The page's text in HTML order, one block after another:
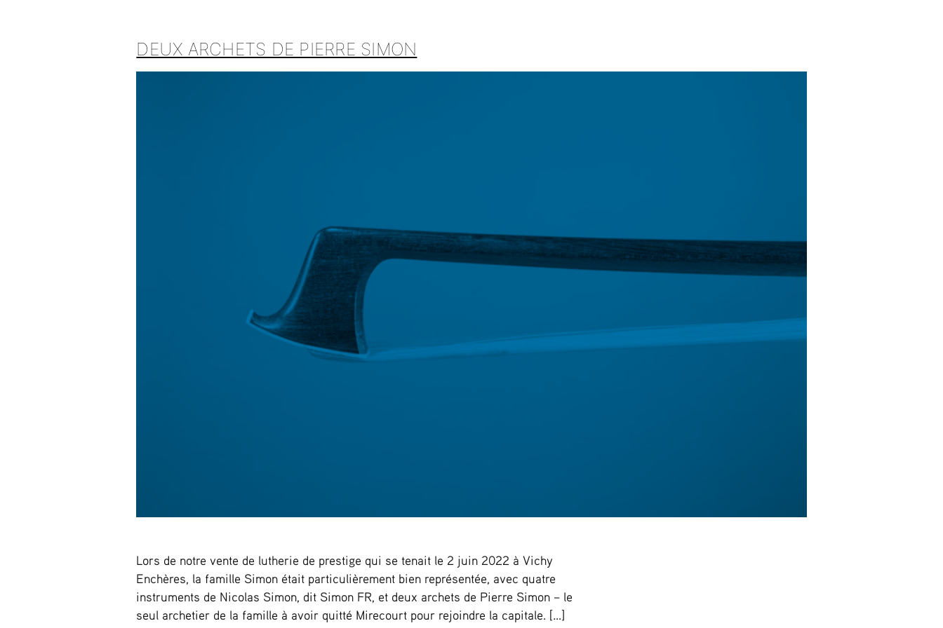
DEUX ARCHETS DE PIERRE SIMON
Lors de notre vente de lutherie de prestige qui se tenait le 2 juin 2022 à Vichy
Enchères, la famille Simon était particulièrement bien représentée, avec quatre
instruments de Nicolas Simon, dit Simon FR, et deux archets de Pierre Simon – le
seul archetier de la famille à avoir quitté Mirecourt pour rejoindre la capitale. […]